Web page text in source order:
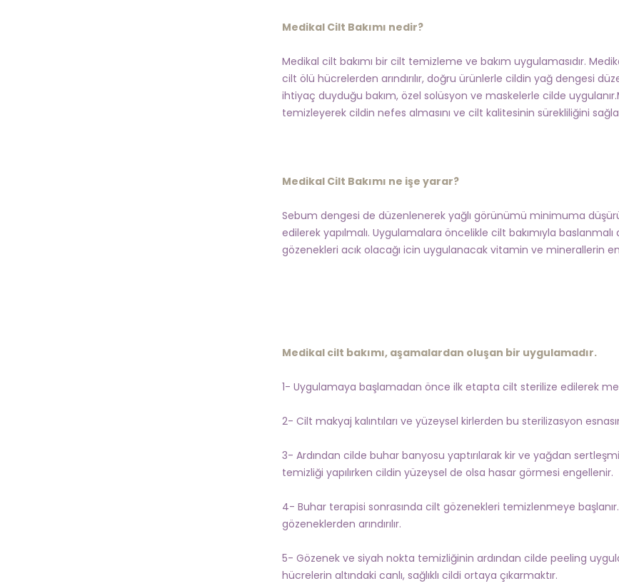
Medikal Cilt Bakımı nedir?
Medikal cilt bakımı bir cilt temizleme ve bakım uygulamasıdır.
cilt ölü hücrelerden arındırılır, doğru ürünlerle cildin yağ dengesi
ihtiyaç duyduğu bakım, özel solüsyon ve maskelerle cilde
temizleyerek cildin nefes almasını ve cilt kalitesinin sürekliliğini
Medikal Cilt Bakımı ne işe yarar?
Sebum dengesi de düzenlenerek yağlı görünümü minimuma
edilerek yapılmalı. Uygulamalara öncelikle cilt bakımıyla
gözenekleri acık olacağı icin uygulanacak vitamin ve minerallerin
Medikal cilt bakımı, aşamalardan oluşan bir uygulamadır.
1- Uygulamaya başlamadan önce ilk etapta cilt sterilize edilerek
2- Cilt makyaj kalıntıları ve yüzeysel kirlerden bu sterilizasyon
3- Ardından cilde buhar banyosu yaptırılarak kir ve yağdan
temizliği yapılırken cildin yüzeysel de olsa hasar görmesi engellenir.
4- Buhar terapisi sonrasında cilt gözenekleri temizlenmeye
gözeneklerden arındırılır.
5- Gözenek ve siyah nokta temizliğinin ardından cilde peeling
hücrelerin altındaki canlı, sağlıklı cildi ortaya çıkarmaktır.